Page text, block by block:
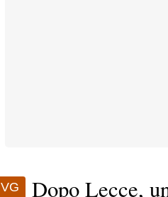
VG
Dopo Lecce,